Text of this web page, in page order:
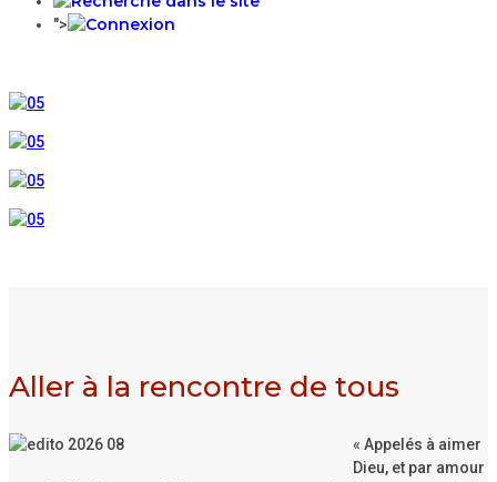
">
Aller à la rencontre de tous
« Appelés à aimer
Dieu, et par amour